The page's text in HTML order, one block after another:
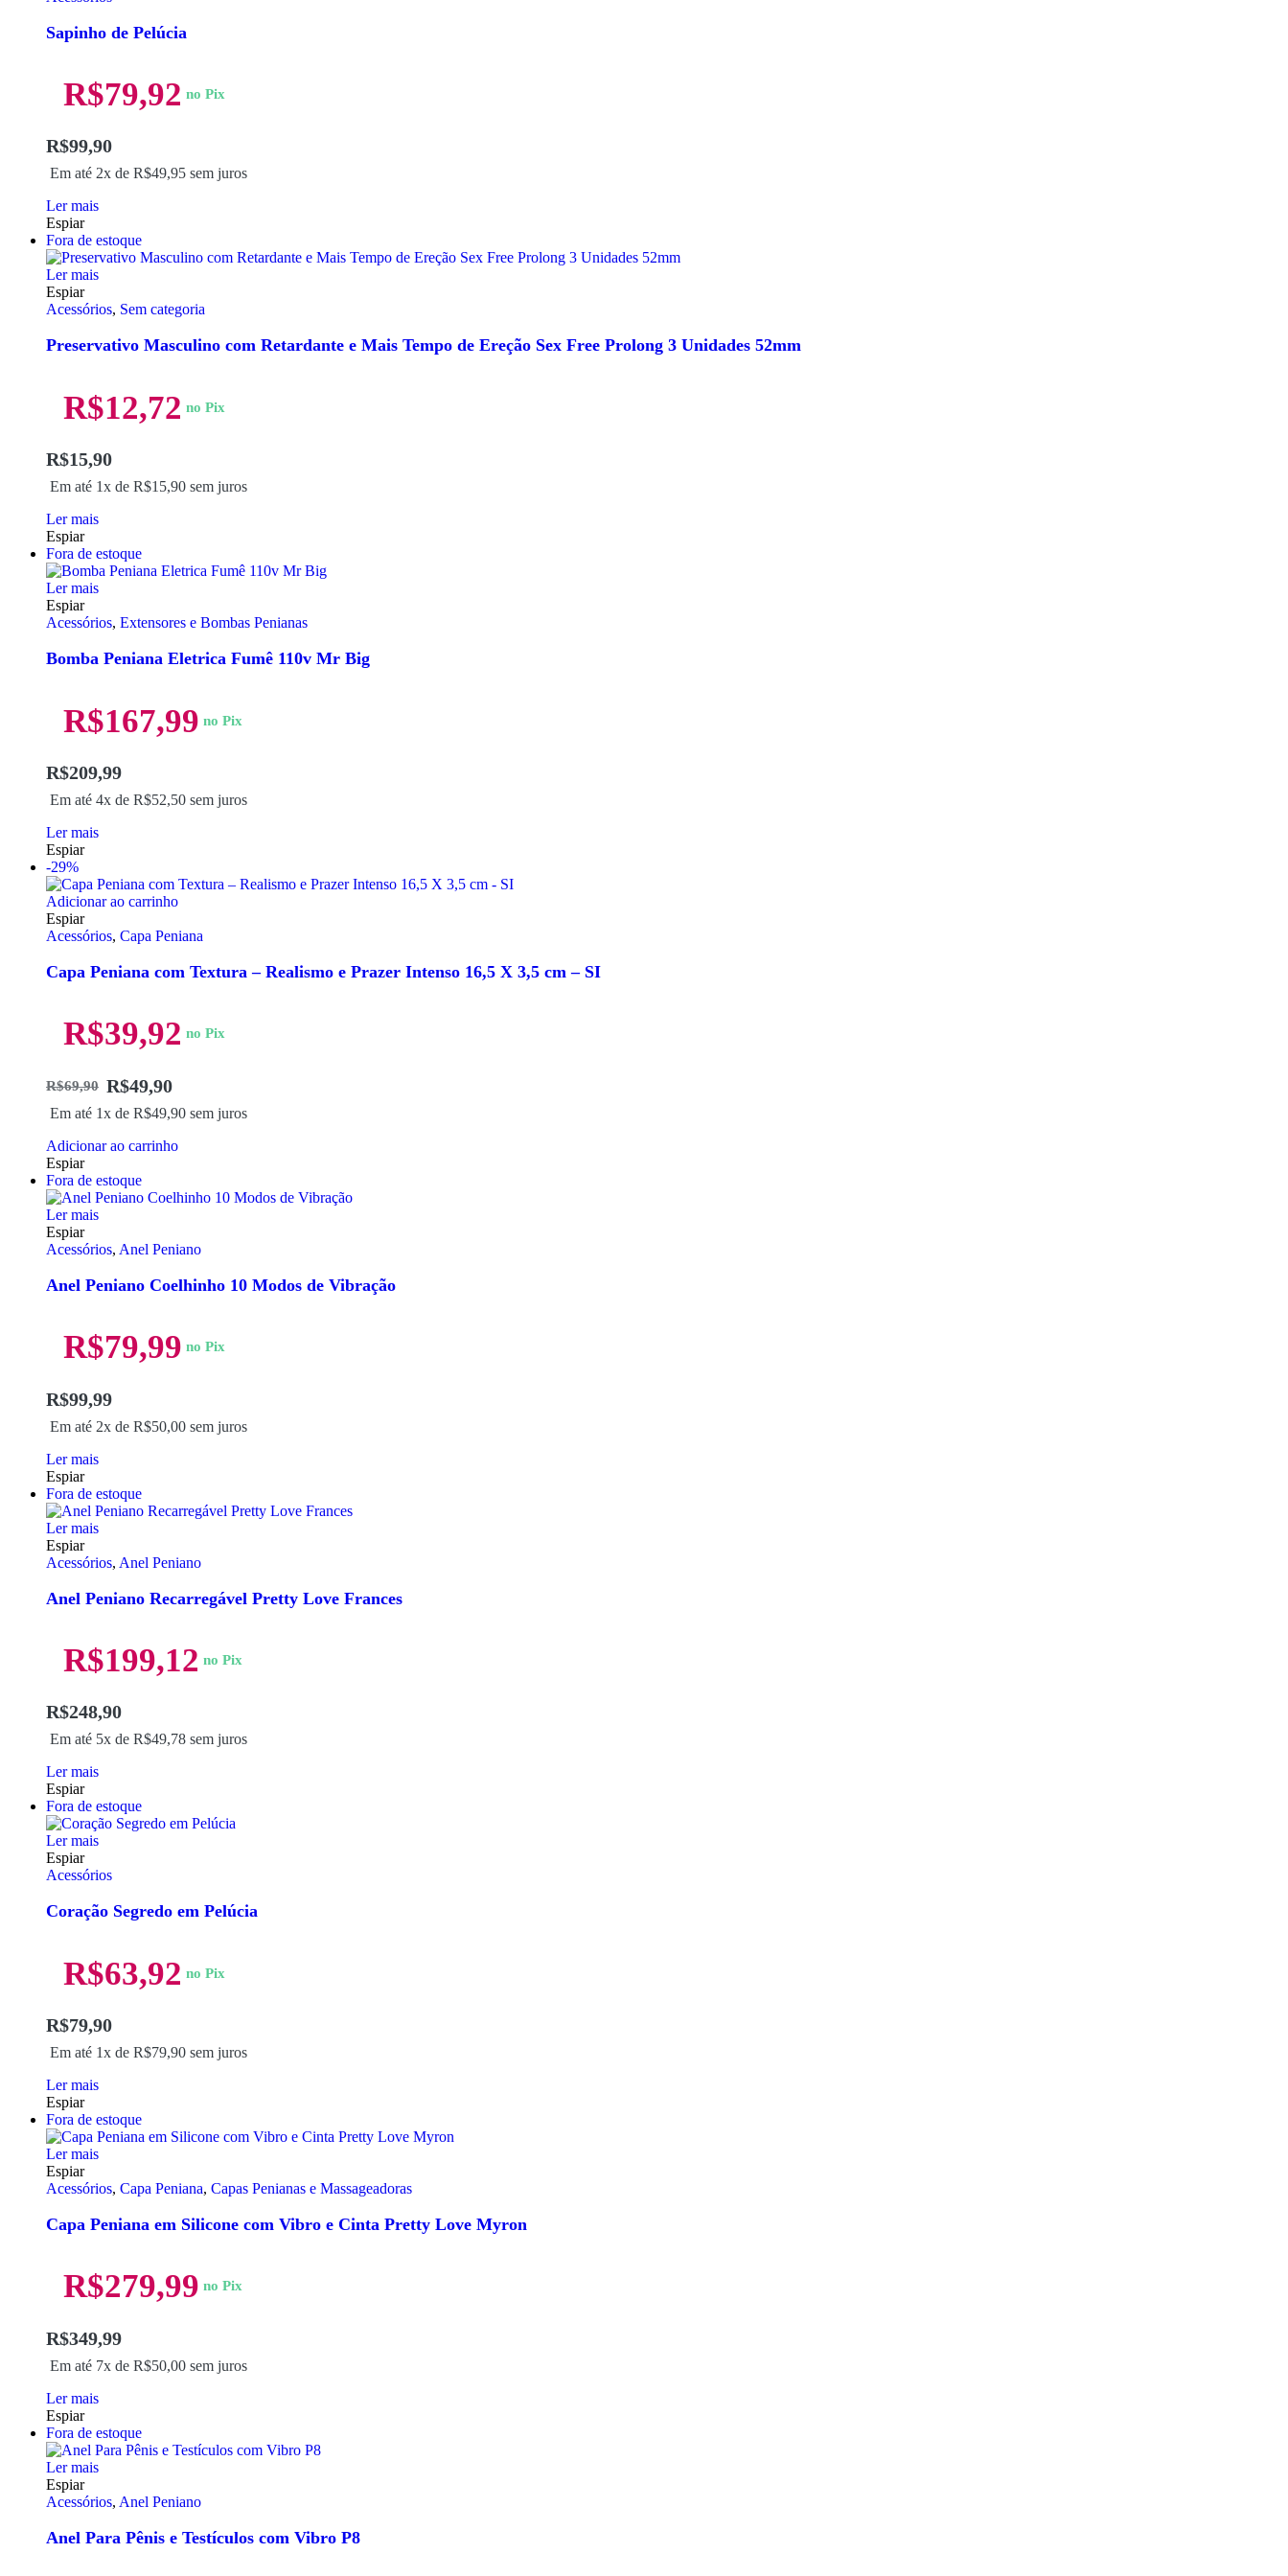
Sapinho de Pelúcia
R$99,90
Em até 2x de R$49,95 sem juros
R$79,92 no Pix
Ler mais
Espiar
Fora de estoque
Ler mais
Espiar
Acessórios, Sem categoria
Preservativo Masculino com Retardante e Mais Tempo de Ereção Sex Free Prolong 3 Unidades 52mm
R$15,90
Em até 1x de R$15,90 sem juros
R$12,72 no Pix
Ler mais
Espiar
Fora de estoque
Ler mais
Espiar
Acessórios, Extensores e Bombas Penianas
Bomba Peniana Eletrica Fumê 110v Mr Big
R$209,99
Em até 4x de R$52,50 sem juros
R$167,99 no Pix
Ler mais
Espiar
-29%
Adicionar ao carrinho
Espiar
Acessórios, Capa Peniana
Capa Peniana com Textura – Realismo e Prazer Intenso 16,5 X 3,5 cm – SI
R$69,90 R$49,90
Em até 1x de R$49,90 sem juros
R$39,92 no Pix
Adicionar ao carrinho
Espiar
Fora de estoque
Ler mais
Espiar
Acessórios, Anel Peniano
Anel Peniano Coelhinho 10 Modos de Vibração
R$99,99
Em até 2x de R$50,00 sem juros
R$79,99 no Pix
Ler mais
Espiar
Fora de estoque
Ler mais
Espiar
Acessórios, Anel Peniano
Anel Peniano Recarregável Pretty Love Frances
R$248,90
Em até 5x de R$49,78 sem juros
R$199,12 no Pix
Ler mais
Espiar
Fora de estoque
Ler mais
Espiar
Acessórios
Coração Segredo em Pelúcia
R$79,90
Em até 1x de R$79,90 sem juros
R$63,92 no Pix
Ler mais
Espiar
Fora de estoque
Ler mais
Espiar
Acessórios, Capa Peniana, Capas Penianas e Massageadoras
Capa Peniana em Silicone com Vibro e Cinta Pretty Love Myron
R$349,99
Em até 7x de R$50,00 sem juros
R$279,99 no Pix
Ler mais
Espiar
Fora de estoque
Ler mais
Espiar
Acessórios, Anel Peniano
Anel Para Pênis e Testículos com Vibro P8